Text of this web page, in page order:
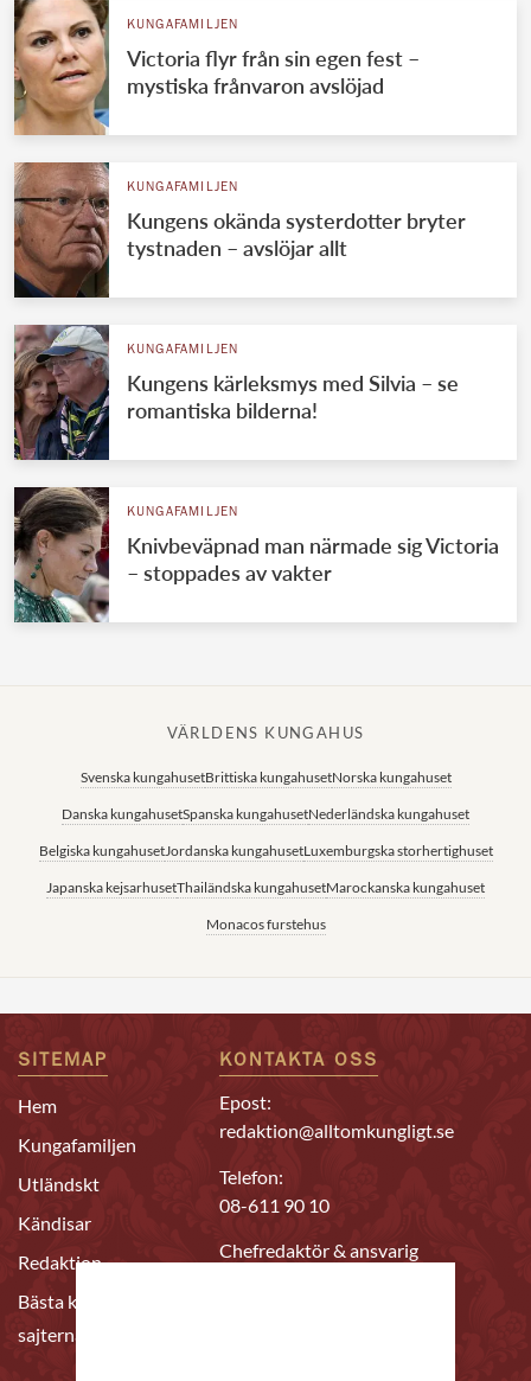
KUNGAFAMILJEN
Victoria flyr från sin egen fest –
mystiska frånvaron avslöjad
KUNGAFAMILJEN
Kungens okända systerdotter bryter
tystnaden – avslöjar allt
KUNGAFAMILJEN
Kungens kärleksmys med Silvia – se
romantiska bilderna!
KUNGAFAMILJEN
Knivbeväpnad man närmade sig Victoria
– stoppades av vakter
VÄRLDENS KUNGAHUS
Svenska kungahusetBrittiska kungahusetNorska kungahuset
Danska kungahusetSpanska kungahusetNederländska kungahuset
Belgiska kungahusetJordanska kungahusetLuxemburgska storhertighuset
Japanska kejsarhusetThailändska kungahusetMarockanska kungahuset
Monacos furstehus
SITEMAP
Hem
Kungafamiljen
Utländskt
Kändisar
Redaktion
Bästa kungahus-
sajterna
KONTAKTA OSS
Epost:
redaktion@alltomkungligt.se
Telefon:
08-611 90 10
Chefredaktör & ansvarig